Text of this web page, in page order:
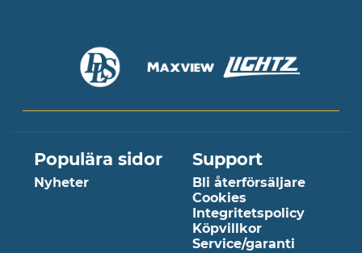
Populära sidor
Nyheter
Support
Bli återförsäljare
Cookies
Integritetspolicy
Köpvillkor
Service/garanti